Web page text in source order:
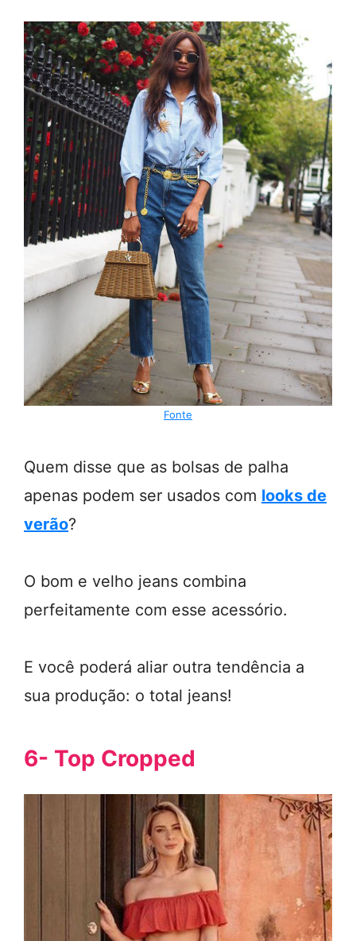
Fonte
Quem disse que as bolsas de palha
apenas podem ser usados com looks de
verão?
O bom e velho jeans combina
perfeitamente com esse acessório.
E você poderá aliar outra tendência a
sua produção: o total jeans!
6- Top Cropped